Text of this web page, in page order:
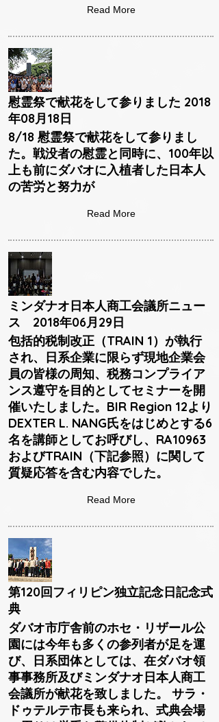
Read More
慰霊祭で献花をして参りました 2018
年08月18日
8/18 慰霊祭で献花をして参りまし
た。戦没者の慰霊と同時に、100年以
上も前にダバオに入植者した日本人
の苦労と努力が
Read More
ミンダナオ日本人商工会議所ニュー
ス 2018年06月29日
包括的税制改正（TRAIN 1）が執行
され、日系企業に限らず現地企業会
員の皆様の周知、税務コンプライア
ンス遵守を目的としてセミナーを開
催いたしました。BIR Region 12より
DEXTER L. NANG氏をはじめとする6
名を講師としてお呼びし、RA10963
およびTRAIN（下記参照）に関して
質疑応答を含む内容でした。
Read More
第120回フィリピン独立記念日記念式
典
ダバオ市庁舎前のホセ・リザール公
園には今年も多くの参列者が足を運
び、日系団体としては、在ダバオ領
事事務所及びミンダナオ日本人商工
会議所が献花を致しました。 サラ・
ドゥテルテ市長も来られ、式典会場